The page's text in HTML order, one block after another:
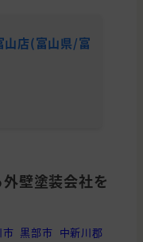
山店(富山県/富
壁塗装会社を
市 黒部市 中新川郡